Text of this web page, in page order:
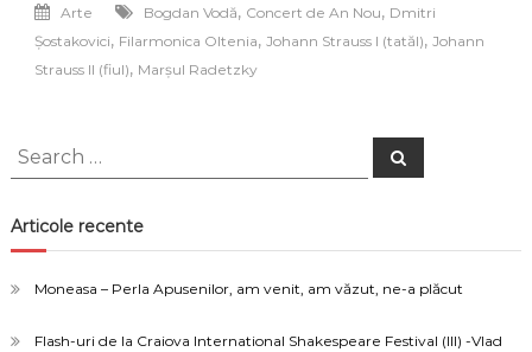
polci
celebre
Arte Bogdan Vodă, Concert de An Nou, Dmitri
Șostakovici, Filarmonica Oltenia, Johann Strauss I (tatăl), Johann
Strauss II (fiul), Marșul Radetzky
Search
for:
Search
Articole recente
Moneasa – Perla Apusenilor, am venit, am văzut, ne-a plăcut
Flash-uri de la Craiova International Shakespeare Festival (III) -Vlad